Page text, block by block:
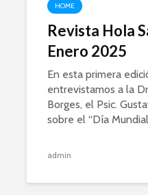
HOME
Revista Hola
Enero 2025
En esta primera
entrevistamos a la
Borges, el Psic.
sobre el “Día
admin